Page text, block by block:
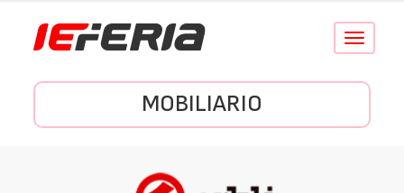
Conmutar
MOBILIARIO